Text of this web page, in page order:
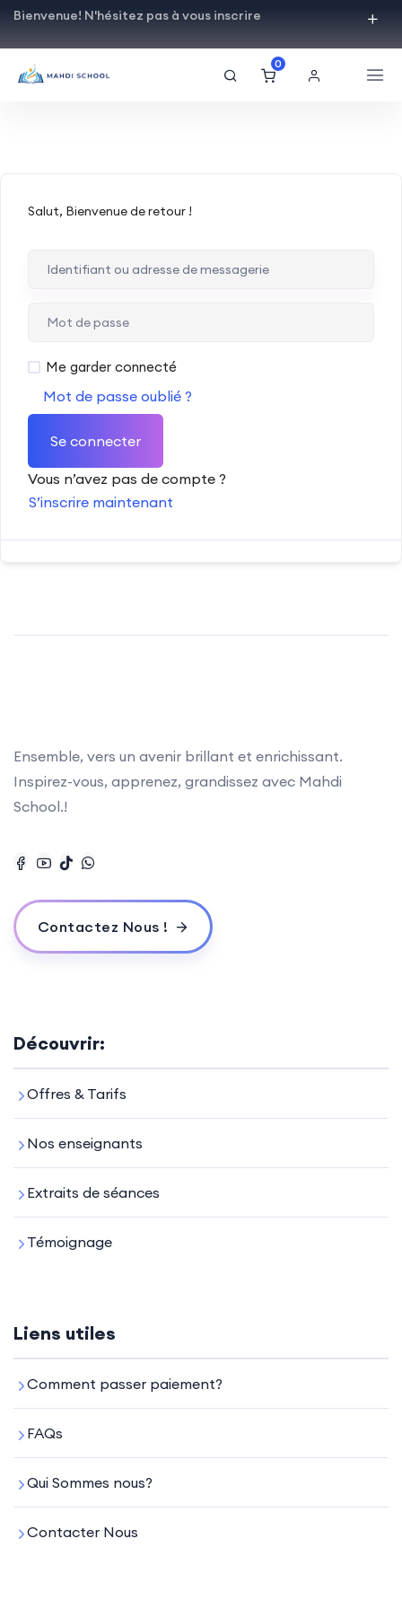
Bienvenue! N'hésitez pas à vous inscrire
0
Salut, Bienvenue de retour !
Me garder connecté
Mot de passe oublié ?
Se connecter
Vous n’avez pas de compte ?
S’inscrire maintenant
Ensemble, vers un avenir brillant et enrichissant.
Inspirez-vous, apprenez, grandissez avec Mahdi
School.!
Contactez Nous !
Découvrir:
Offres & Tarifs
Nos enseignants
Extraits de séances
Témoignage
Liens utiles
Comment passer paiement?
FAQs
Qui Sommes nous?
Contacter Nous